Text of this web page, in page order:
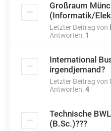
Großraum
(Informatik/
Letzter Beitrag von
Antworten: 1
International
irgendjemand?
Letzter Beitrag von
Antworten:4
Technische
(B.Sc.)???